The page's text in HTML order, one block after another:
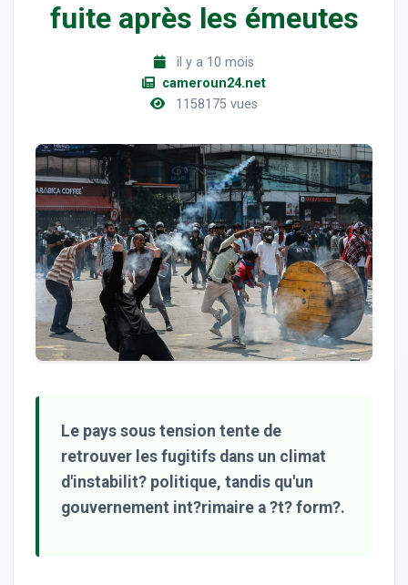
fuite après les émeutes
il y a 10 mois
cameroun24.net
1158175 vues
Le pays sous tension tente de
retrouver les fugitifs dans un climat
d'instabilit? politique, tandis qu'un
gouvernement int?rimaire a ?t? form?.